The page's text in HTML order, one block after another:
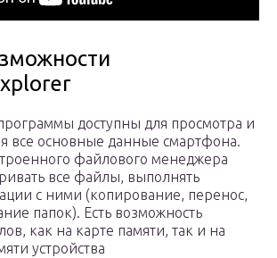
доступны для просмотра и
все основные данные смартфона.
файлового менеджера
все файлы, выполнять
с ними (копирование, перенос,
папок). Есть возможность
как на карте памяти, так и на
устройства